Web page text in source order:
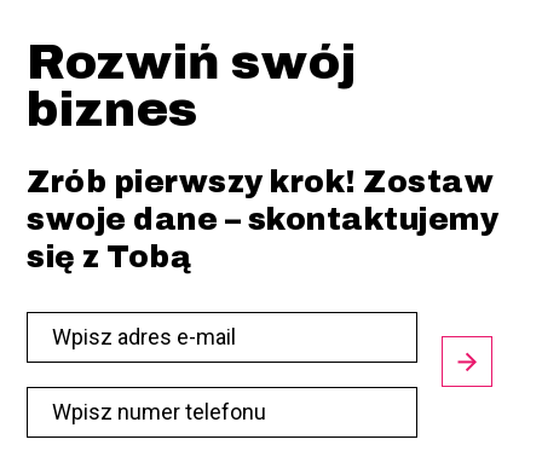
Rozwiń swój
biznes
Zrób pierwszy krok! Zostaw
swoje dane – skontaktujemy
się z Tobą